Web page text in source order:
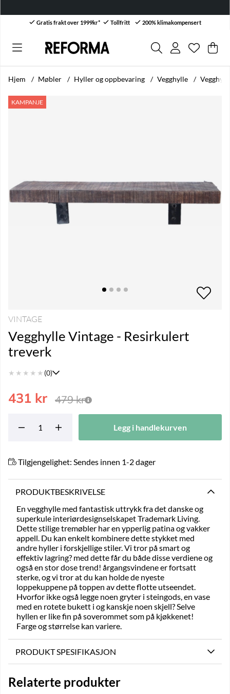
Gratis frakt over 1999kr* Tollfritt 200% klimakompensert
Antall i
. .
Hjem Møbler Hyller og oppbevaring Vegghylle
KAMPANJE
Produktbilder Vegghylle Vintage - Resirkulert treverk
VINTAGE
Vegghylle Vintage - Resirkulert
treverk
★ ★ ★ ★ ★ (0)
479kr
431 kr
Legg i handlekurven
Tilgjengelighet: Sendes innen 1-2 dager
PRODUKTBESKRIVELSE
En vegghylle med fantastisk uttrykk fra det danske og
superkule interiørdesignselskapet Trademark Living.
Dette stilige tremøbler har en ypperlig patina og vakker
appell. Du kan enkelt kombinere dette stykket med
andre hyller i forskjellige stiler. Vi tror på smart og
effektiv lagring? med dette får du både disse verdiene og
også en stor dose trend! årgangsvindene er fortsatt
sterke, og vi tror at du kan holde de nyeste
loppekuppene på toppen av dette flotte utseendet.
Hvorfor ikke også legge noen gryter i steingods, en vase
med en rotete bukett i og kanskje noen skjell? Selve
hyllen er like fin på soverommet som på kjøkkenet!
Farge og størrelse kan variere.
PRODUKT SPESIFIKASJON
Relaterte produkter